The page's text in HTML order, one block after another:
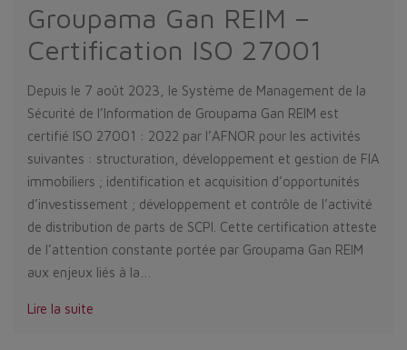
Groupama Gan REIM –
Certification ISO 27001
Depuis le 7 août 2023, le Système de Management de la
Sécurité de l’Information de Groupama Gan REIM est
certifié ISO 27001 : 2022 par l’AFNOR pour les activités
suivantes : structuration, développement et gestion de FIA
immobiliers ; identification et acquisition d’opportunités
d’investissement ; développement et contrôle de l’activité
de distribution de parts de SCPI. Cette certification atteste
de l’attention constante portée par Groupama Gan REIM
aux enjeux liés à la…
Lire la suite